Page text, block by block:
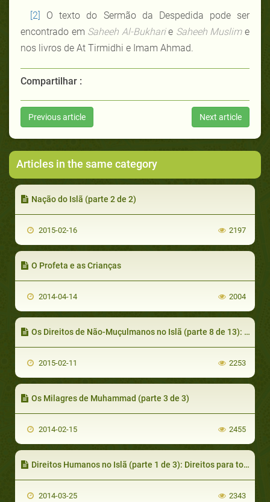
[2]
O texto do Sermão da Despedida pode ser
encontrado em Saheeh Al-Bukharie Saheeh Muslime
nos livros de At Tirmidhi e Imam Ahmad.
Compartilhar :
Previous article Next article
Articles in the same category
Nação do Islã (parte 2 de 2)
2015-02-16 2197
O Profeta e as Crianças
2014-04-14 2004
Os Direitos de Não-Muçulmanos no Islã (parte 8 de 13): O Direito à Justiça I
2015-02-11 2253
Os Milagres de Muhammad (parte 3 de 3)
2014-02-15 2455
Direitos Humanos no Islã (parte 1 de 3): Direitos para toda a Humanidade
2014-03-25 2343